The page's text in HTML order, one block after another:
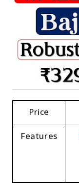
Price
Features